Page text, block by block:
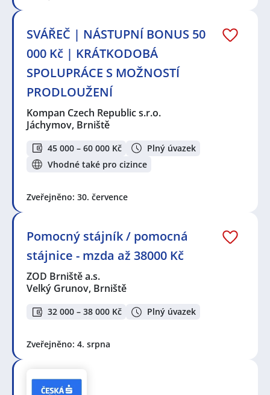
SVÁŘEČ | NÁSTUPNÍ BONUS 50
000 Kč | KRÁTKODOBÁ
SPOLUPRÁCE S MOŽNOSTÍ
PRODLOUŽENÍ
Kompan Czech Republic s.r.o.
Jáchymov, Brniště
45 000 – 60 000 Kč
Plný úvazek
Vhodné také pro cizince
Zveřejněno: 30. července
Pomocný stájník / pomocná
stájnice - mzda až 38000 Kč
ZOD Brniště a.s.
Velký Grunov, Brniště
32 000 – 38 000 Kč Plný úvazek
Zveřejněno: 4. srpna